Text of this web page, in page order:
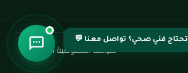
سياسة الخصوصية·اتصل بنا
تحتاج فني صحي؟ تواصل معنا 💬